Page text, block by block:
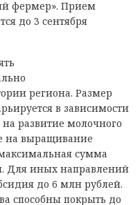
фермер». Прием
до 3 сентября
региона. Размер
в зависимости
развитие молочного
на выращивание
сумма
Для иных направлений
до 6 млн рублей.
способны покрыть до